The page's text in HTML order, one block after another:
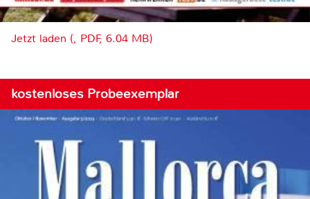
Jetzt laden (, PDF, 6.04 MB)
kostenloses Probeexemplar